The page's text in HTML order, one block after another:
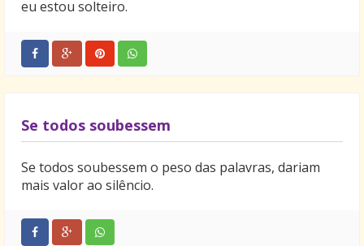
eu estou solteiro.
Se todos soubessem
Se todos soubessem o peso das palavras, dariam
mais valor ao silêncio.